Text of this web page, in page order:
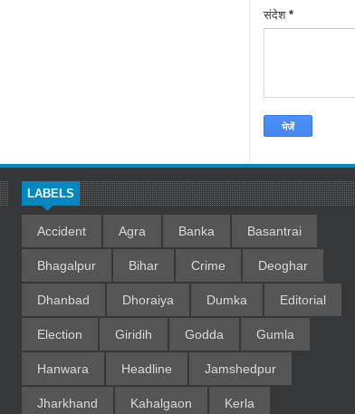
संदेश *
LABELS
Accident Agra Banka Basantrai
Bhagalpur Bihar Crime Deoghar
Dhanbad Dhoraiya Dumka Editorial
Election Giridih Godda Gumla
Hanwara Headline Jamshedpur
Jharkhand Kahalgaon Kerla